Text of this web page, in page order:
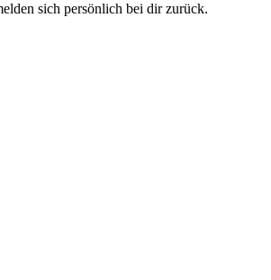
sich persönlich bei dir zurück.